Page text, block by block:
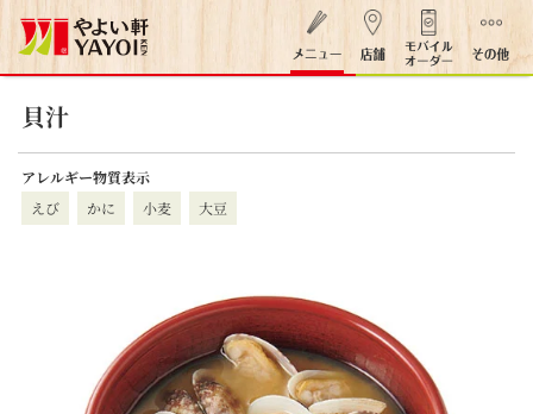
貝汁
アレルギー物質表示
えび
かに 小麦 大豆